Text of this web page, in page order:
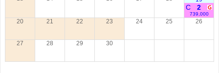
2
C
739,000
20 21 22 23 24 25 26
27 28 29 30